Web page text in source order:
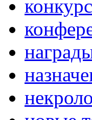
конкурс